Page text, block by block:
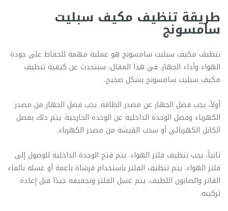
طريقة تنظيف مكيف سبليت
سامسونج
تنظيف مكيف سبليت سامسونج هو عملية مهمة للحفاظ على جودة
الهواء وأداء الجهاز. في هذا المقال، سنتحدث عن كيفية تنظيف
مكيف سبليت سامسونج بشكل صحيح.
أولاً، يجب فصل الجهاز عن مصدر الطاقة. يجب فصل الجهاز من مصدر
الكهرباء وفصل الوحدة الداخلية عن الوحدة الخارجية. يتم ذلك بفصل
الكابل الكهربائي أو سحب الفيشة من مصدر الكهرباء.
ثانياً، يجب تنظيف فلتر الهواء. يتم فتح الوحدة الداخلية للوصول إلى
فلتر الهواء. يتم تنظيف الفلتر باستخدام فرشاة ناعمة أو غسله بالماء
الفاتر والصابون اللطيف. يتم غسل الفلتر وتجفيفه جيدًا قبل إعادة
تركيبه.